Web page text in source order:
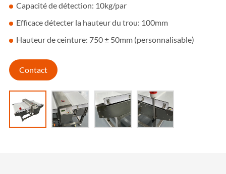
Capacité de détection: 10kg/par
Efficace détecter la hauteur du trou: 100mm
Hauteur de ceinture: 750 ± 50mm (personnalisable)
Contact